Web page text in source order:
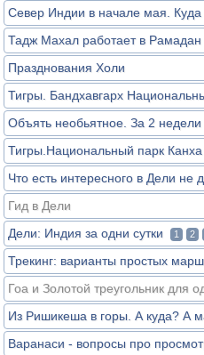
Север Индии в начале мая. Куда
Тадж Махал работает в Рамадан
Празднования Холи
Тигры. Бандхавгарх
Объять необьятное. За 2 недели
Тигры.Национальный парк Канха
Что есть интересного в Дели не
Гид в Дели
Дели: Индия за одни сутки
1 2
Трекинг: варианты простых
Гоа и Золотой треугольник для
Из Ришикеша в горы. А куда? А
Варанаси - вопросы про